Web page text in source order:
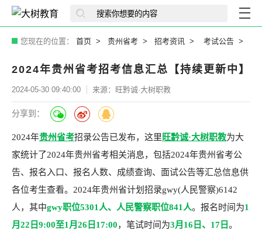
您现在的位置： 首页 贵州省考 招考资讯 考试公告
2024年贵州省考招考信息汇总【持续更新中】
2024-05-30 09:40:00 来源：旺黔诚·大树职教
分享到：
2024年贵州省考招录公告已发布，这里旺黔诚·大树职教为大
家统计了2024年贵州省考相关消息，包括2024年贵州省考公
告、报名入口、报名人数、成绩查询、面试公告等汇总信息供
各位考生查看。2024年贵州省计划招录gwy(人民警察)6142
人，其中gwy职位5301人、人民警察职位841人。报名时间为1
月22日9:00至1月26日17:00，笔试时间为3月16日、17日。